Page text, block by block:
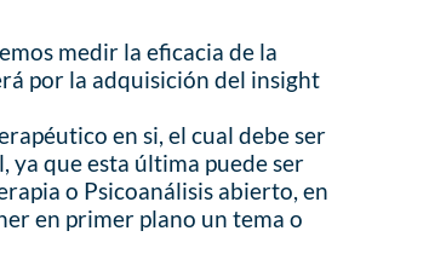
medir la eficacia de la
por la adquisición del insight
en si, el cual debe ser
que esta última puede ser
o Psicoanálisis abierto, en
en primer plano un tema o